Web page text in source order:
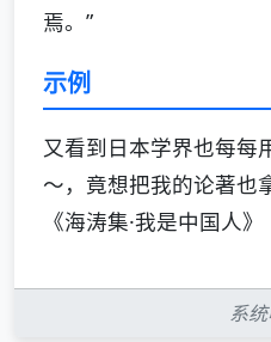
焉。”
示例
又看到日本学界也每每
～，竟想把我的论著
《海涛集·我是中国人》
系